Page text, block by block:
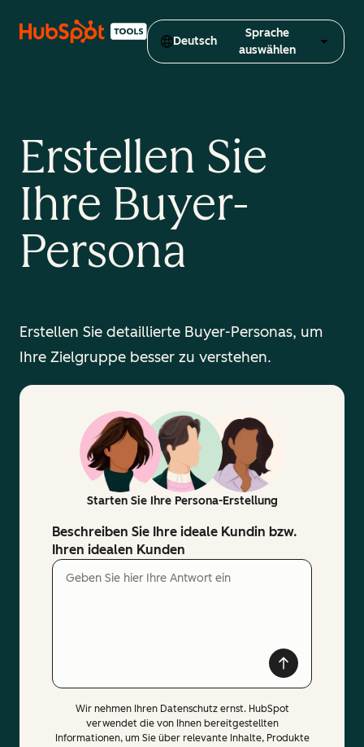
Deutsch
Sprache
auswählen
Erstellen Sie
Ihre Buyer-
Persona
Erstellen Sie detaillierte Buyer-Personas, um
Ihre Zielgruppe besser zu verstehen.
Starten Sie Ihre Persona-Erstellung
Beschreiben Sie Ihre ideale Kundin bzw.
Ihren idealen Kunden
Wir nehmen Ihren Datenschutz ernst. HubSpot
verwendet die von Ihnen bereitgestellten
Informationen, um Sie über relevante Inhalte, Produkte